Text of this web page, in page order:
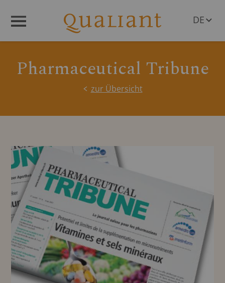
DE
Pharmaceutical Tribune
zur Übersicht